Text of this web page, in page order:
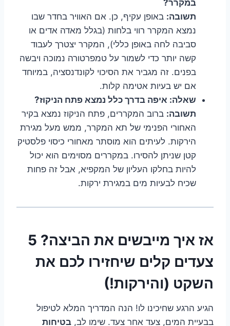
במקרר?
תשובה: באופן עקיף, כן. אם האוויר בחדר שבו
נמצא המקרר רווי בלחות (בגלל מאדה אדים או
סביבה לחה באופן כללי), המקרר יצטרך לעבוד
קשה יותר כדי לשמור על טמפרטורה נמוכה ויבשה
בפנים. זה מגביר את הסיכוי לקונדנסציה, במיוחד
אם יש בעיות אטימה קלות.
שאלה: איפה בדרך כלל נמצא פתח הניקוז?
תשובה: ברוב המקררים, פתח הניקוז נמצא בקיר
האחורי הפנימי של תא המקרר, ממש מעל מגירת
הירקות. לעיתים הוא מוסתר מאחורי כיסוי פלסטיק
קטן שניתן להסירו. במקררים מסוימים הוא יכול
להיות בחלקו העליון של המקפיא, אבל זה פחות
שכיח לבעיות מים במגירת ירקות.
אז איך מייבשים את הביצה? 5
צעדים קלים שיחזירו לכם את
השקט (והירקות!)
הגיע הרגע שחיכינו לו! הנה המדריך המלא לטיפול
בבעיית המים, צעד אחר צעד. שימו לב, בטיחות